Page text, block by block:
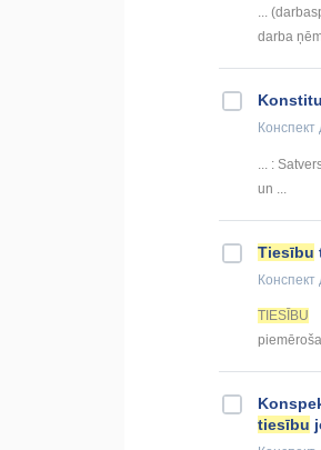
...
darba
Конспект
... :
un ...
Tiesību
Конспект
TIESĪBU
tiesību